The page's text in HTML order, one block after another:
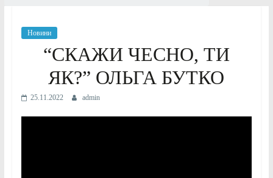
Новини
“СКАЖИ ЧЕСНО, ТИ
ЯК?” ОЛЬГА БУТКО
25.11.2022 admin